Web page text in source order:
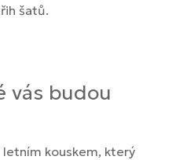
šatů.
vás budou
letním kouskem, který